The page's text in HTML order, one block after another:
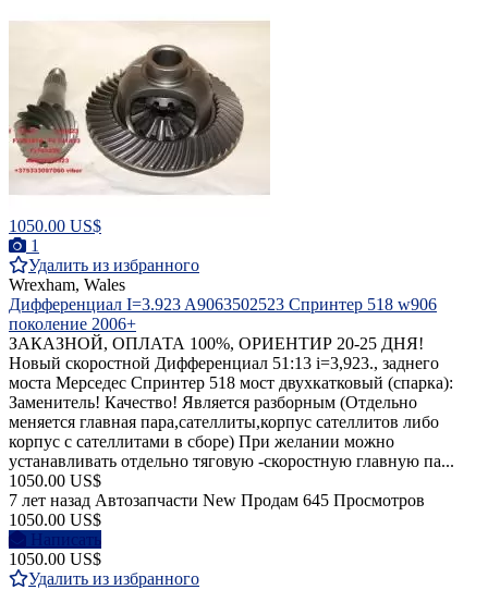
1050.00 US$
1
Удалить из избранного
Wrexham, Wales
Дифференциал I=3.923 A9063502523 Cпринтер 518 w906
поколение 2006+
ЗАКАЗНОЙ, ОПЛАТА 100%, ОРИЕНТИР 20-25 ДНЯ!
Новый скоростной Дифференциал 51:13 i=3,923., заднего
моста Мерседес Спринтер 518 мост двухкатковый (спарка):
Заменитель! Качество! Является разборным (Отдельно
меняется главная пара,сателлиты,корпус сателлитов либо
корпус с сателлитами в сборе) При желании можно
устанавливать отдельно тяговую -скоростную главную па...
1050.00 US$
7 лет назад Автозапчасти New Продам 645 Просмотров
1050.00 US$
Написать
1050.00 US$
Удалить из избранного